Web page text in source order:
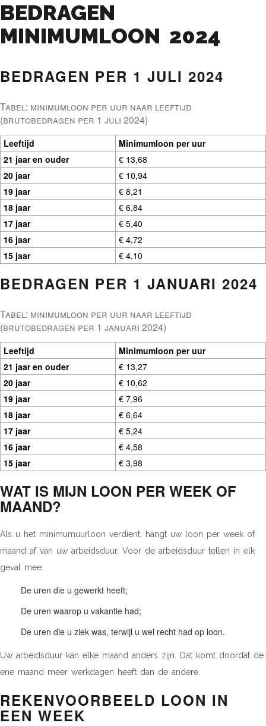
BEDRAGEN
MINIMUMLOON 2024
BEDRAGEN PER 1 JULI 2024
Tabel: minimumloon per uur naar leeftijd
(brutobedragen per 1 juli 2024)
Leeftijd
Minimumloon per uur
21 jaar en ouder
€ 13,68
20 jaar
€ 10,94
19 jaar
€ 8,21
18 jaar
€ 6,84
17 jaar
€ 5,40
16 jaar
€ 4,72
15 jaar
€ 4,10
BEDRAGEN PER 1 JANUARI 2024
Tabel: minimumloon per uur naar leeftijd
(brutobedragen per 1 januari 2024)
Leeftijd
Minimumloon per uur
21 jaar en ouder
€ 13,27
20 jaar
€ 10,62
19 jaar
€ 7,96
18 jaar
€ 6,64
17 jaar
€ 5,24
16 jaar
€ 4,58
15 jaar
€ 3,98
WAT IS MIJN LOON PER WEEK OF
MAAND?
Als u het minimumuurloon verdient, hangt uw loon per week of
maand af van uw arbeidsduur. Voor de arbeidsduur tellen in elk
geval mee:
De uren die u gewerkt heeft;
De uren waarop u vakantie had;
De uren die u ziek was, terwijl u wel recht had op loon.
Uw arbeidsduur kan elke maand anders zijn. Dat komt doordat de
ene maand meer werkdagen heeft dan de andere.
REKENVOORBEELD LOON IN
EEN WEEK